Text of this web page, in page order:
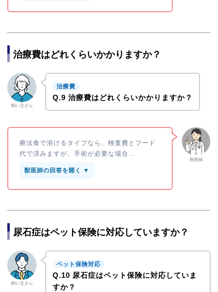
治療費はどれくらいかかりますか？
飼い主さん
治療費
Q.9 治療費はどれくらいかかりますか？
獣医師
療法食で溶けるタイプなら、検査費とフード
代で済みますが、手術が必要な場合…
獣医師の回答を開く ▼
尿石症はペット保険に対応していますか？
飼い主さん
ペット保険対応
Q.10 尿石症はペット保険に対応していま
すか？